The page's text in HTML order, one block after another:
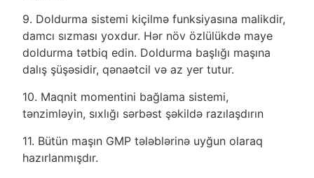
9. Doldurma sistemi kiçilmə funksiyasına malikdir,
damcı sızması yoxdur. Hər növ özlülükdə maye
doldurma tətbiq edin. Doldurma başlığı maşına
dalış şüşəsidir, qənaətcil və az yer tutur.
10. Maqnit momentini bağlama sistemi,
tənzimləyin, sıxlığı sərbəst şəkildə razılaşdırın
11. Bütün maşın GMP tələblərinə uyğun olaraq
hazırlanmışdır.